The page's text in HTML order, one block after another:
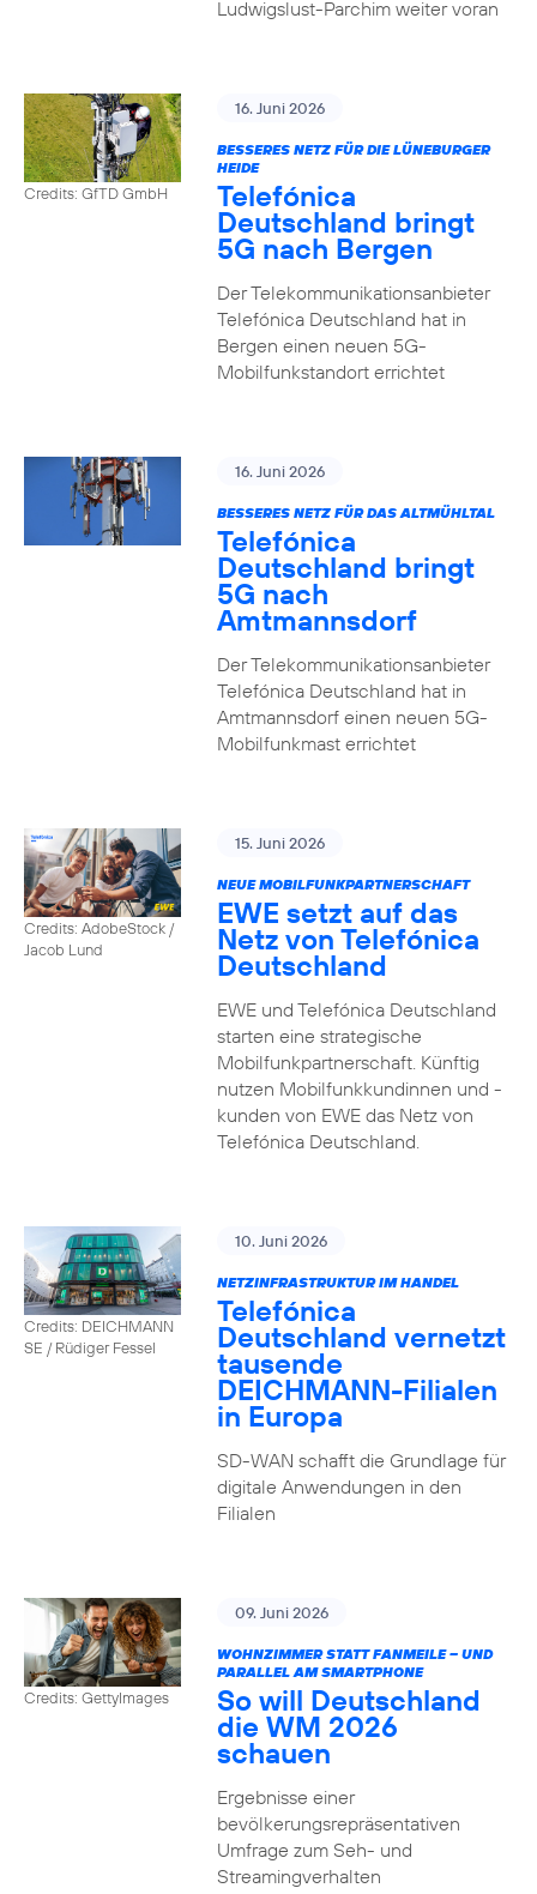
Ludwigslust-Parchim weiter voran
Credits: GfTD GmbH
16. Juni 2026
BESSERES NETZ FÜR DIE LÜNEBURGER
HEIDE
Telefónica
Deutschland bringt
5G nach Bergen
Der Telekommunikationsanbieter
Telefónica Deutschland hat in
Bergen einen neuen 5G-
Mobilfunkstandort errichtet
16. Juni 2026
BESSERES NETZ FÜR DAS ALTMÜHLTAL
Telefónica
Deutschland bringt
5G nach
Amtmannsdorf
Der Telekommunikationsanbieter
Telefónica Deutschland hat in
Amtmannsdorf einen neuen 5G-
Mobilfunkmast errichtet
Credits: AdobeStock /
Jacob Lund
15. Juni 2026
NEUE MOBILFUNKPARTNERSCHAFT
EWE setzt auf das
Netz von Telefónica
Deutschland
EWE und Telefónica Deutschland
starten eine strategische
Mobilfunkpartnerschaft. Künftig
nutzen Mobilfunkkundinnen und -
kunden von EWE das Netz von
Telefónica Deutschland.
Credits: DEICHMANN
SE / Rüdiger Fessel
10. Juni 2026
NETZINFRASTRUKTUR IM HANDEL
Telefónica
Deutschland vernetzt
tausende
DEICHMANN-Filialen
in Europa
SD-WAN schafft die Grundlage für
digitale Anwendungen in den
Filialen
Credits: GettyImages
09. Juni 2026
WOHNZIMMER STATT FANMEILE – UND
PARALLEL AM SMARTPHONE
So will Deutschland
die WM 2026
schauen
Ergebnisse einer
bevölkerungsrepräsentativen
Umfrage zum Seh- und
Streamingverhalten